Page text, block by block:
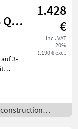
1.428
€
incl. VAT
20%
1.190 € excl.
auf 3-
*